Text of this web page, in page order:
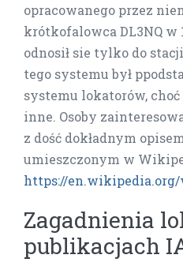
opracowanego przez
krótkofalowca DL3NQ w
odnosił sie tylko do
tego systemu był
systemu lokatorów, choć
inne. Osoby
z dość dokładnym
umieszczonym w
https://
Zagadnienia
publikacjach